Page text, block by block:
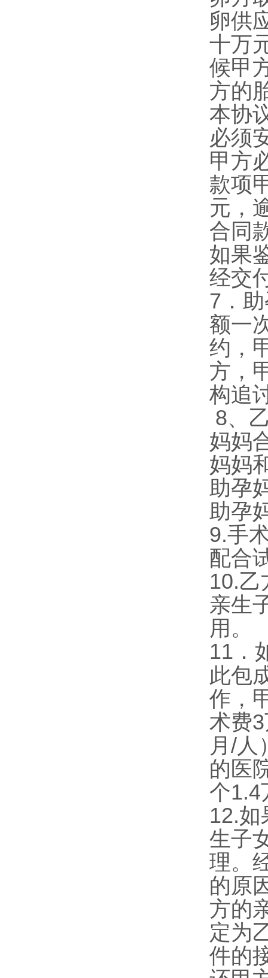
卵供
十万
候甲
方的
本协
必须
甲方
款项
元，
合同
如果
经交
7 ．
额一
约，
方，
构追
8、
妈妈
妈妈
助孕
助孕
9.手
配合
10.乙
亲生
用。
11
此包
作，
术费3
月 /人
的医
个1.4
12.如
生子
理。
的原
方的
定为
件的